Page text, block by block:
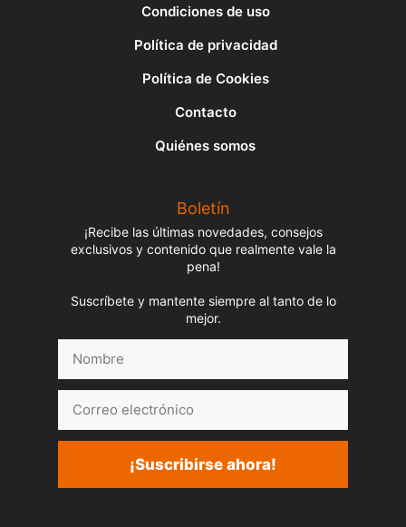
Condiciones de uso
Política de privacidad
Política de Cookies
Contacto
Quiénes somos
Boletín
¡Recibe las últimas novedades, consejos
exclusivos y contenido que realmente vale la
pena!
Suscríbete y mantente siempre al tanto de lo
mejor.
electrónico
¡Suscribirse ahora!